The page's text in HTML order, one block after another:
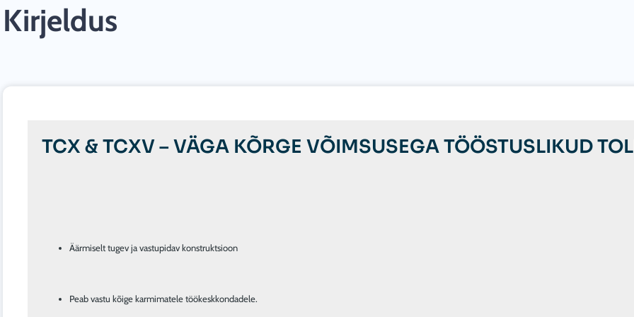
Kirjeldus
TCX & TCXV – VÄGA KÕRGE VÕIMSUSEGA TÖÖSTUSLIKUD
Äärmiselt tugev ja vastupidav konstruktsioon
Peab vastu kõige karmimatele töökeskkondadele.